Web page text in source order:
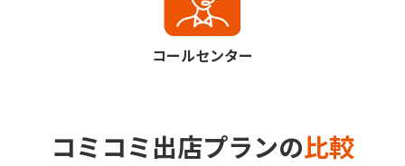
コールセンター
コミコミ出店プランの比較